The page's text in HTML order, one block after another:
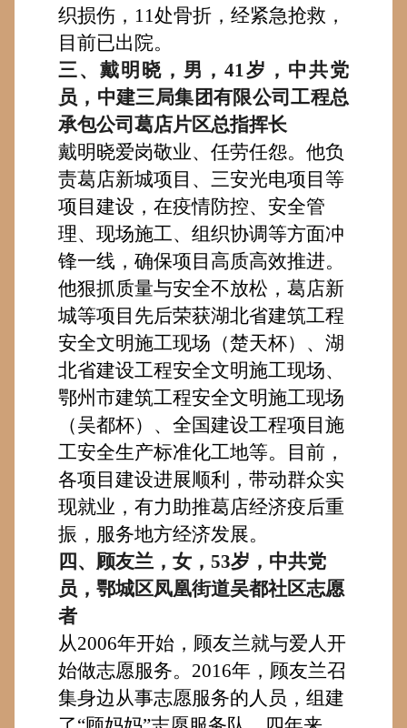
织损伤， 11处骨折 ，经紧急抢救，
目前已出院。
三、戴明晓， 男 ，41 岁，中共党
员，中建三局集团有限公司工程总
承包公司葛店片区总指挥长
戴明晓爱岗敬业、任劳任怨。 他负
责葛店新城项目、三安光电项目等
项目建设 ， 在疫情防控、安全管
理、现场施工、组织协调等方面冲
锋一线， 确保项目 高质高效推进。
他狠抓质量与安全不放松， 葛店新
城等项目先后荣获湖北省建筑工程
安全文明施工现场（楚天杯）、湖
北省建设工程安全文明施工现场、
鄂州市建筑工程安全文明施工现场
（吴都杯）、全国建设工程项目施
工安全生产标准化工地等。目前，
各项目建设进展顺利 ， 带动群众实
现就业，有力 助推葛店经济疫后重
振，服务地方经济发展。
四 、 顾友兰 ，女，53岁， 中共党
员，鄂城区凤凰街道吴都社区志愿
者
从2006年开始，顾友兰就与爱人开
始做志愿服务。 2016年，顾友兰召
集身边从事志愿服务的人员 ， 组建